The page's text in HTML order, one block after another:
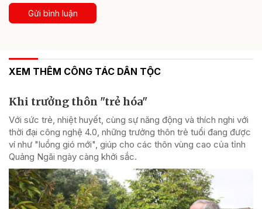
Gửi bình luận
XEM THÊM CÔNG TÁC DÂN TỘC
Khi trưởng thôn "trẻ hóa"
Với sức trẻ, nhiệt huyết, cùng sự năng động và thích nghi với
thời đại công nghệ 4.0, những trưởng thôn trẻ tuổi đang được
ví như "luồng gió mới", giúp cho các thôn vùng cao của tỉnh
Quảng Ngãi ngày càng khởi sắc.